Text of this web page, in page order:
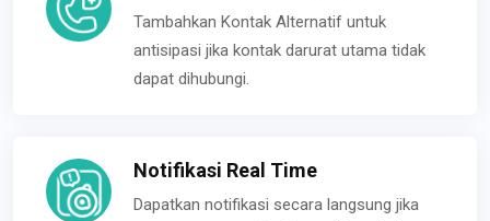
Tambahkan Kontak Alternatif untuk
antisipasi jika kontak darurat utama tidak
dapat dihubungi.
Notifikasi Real Time
Dapatkan notifikasi secara langsung jika